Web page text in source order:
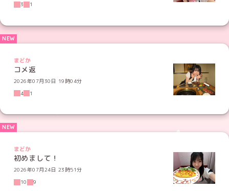
3
1
まどか
コメ返
2026年07月30日 19時04分
4
1
まどか
初めまして！
2026年07月24日 23時51分
10
9